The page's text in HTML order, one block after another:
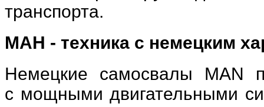
транспорта.
МАН - техника с немецким
Немецкие самосвалы MAN
с мощными двигательными